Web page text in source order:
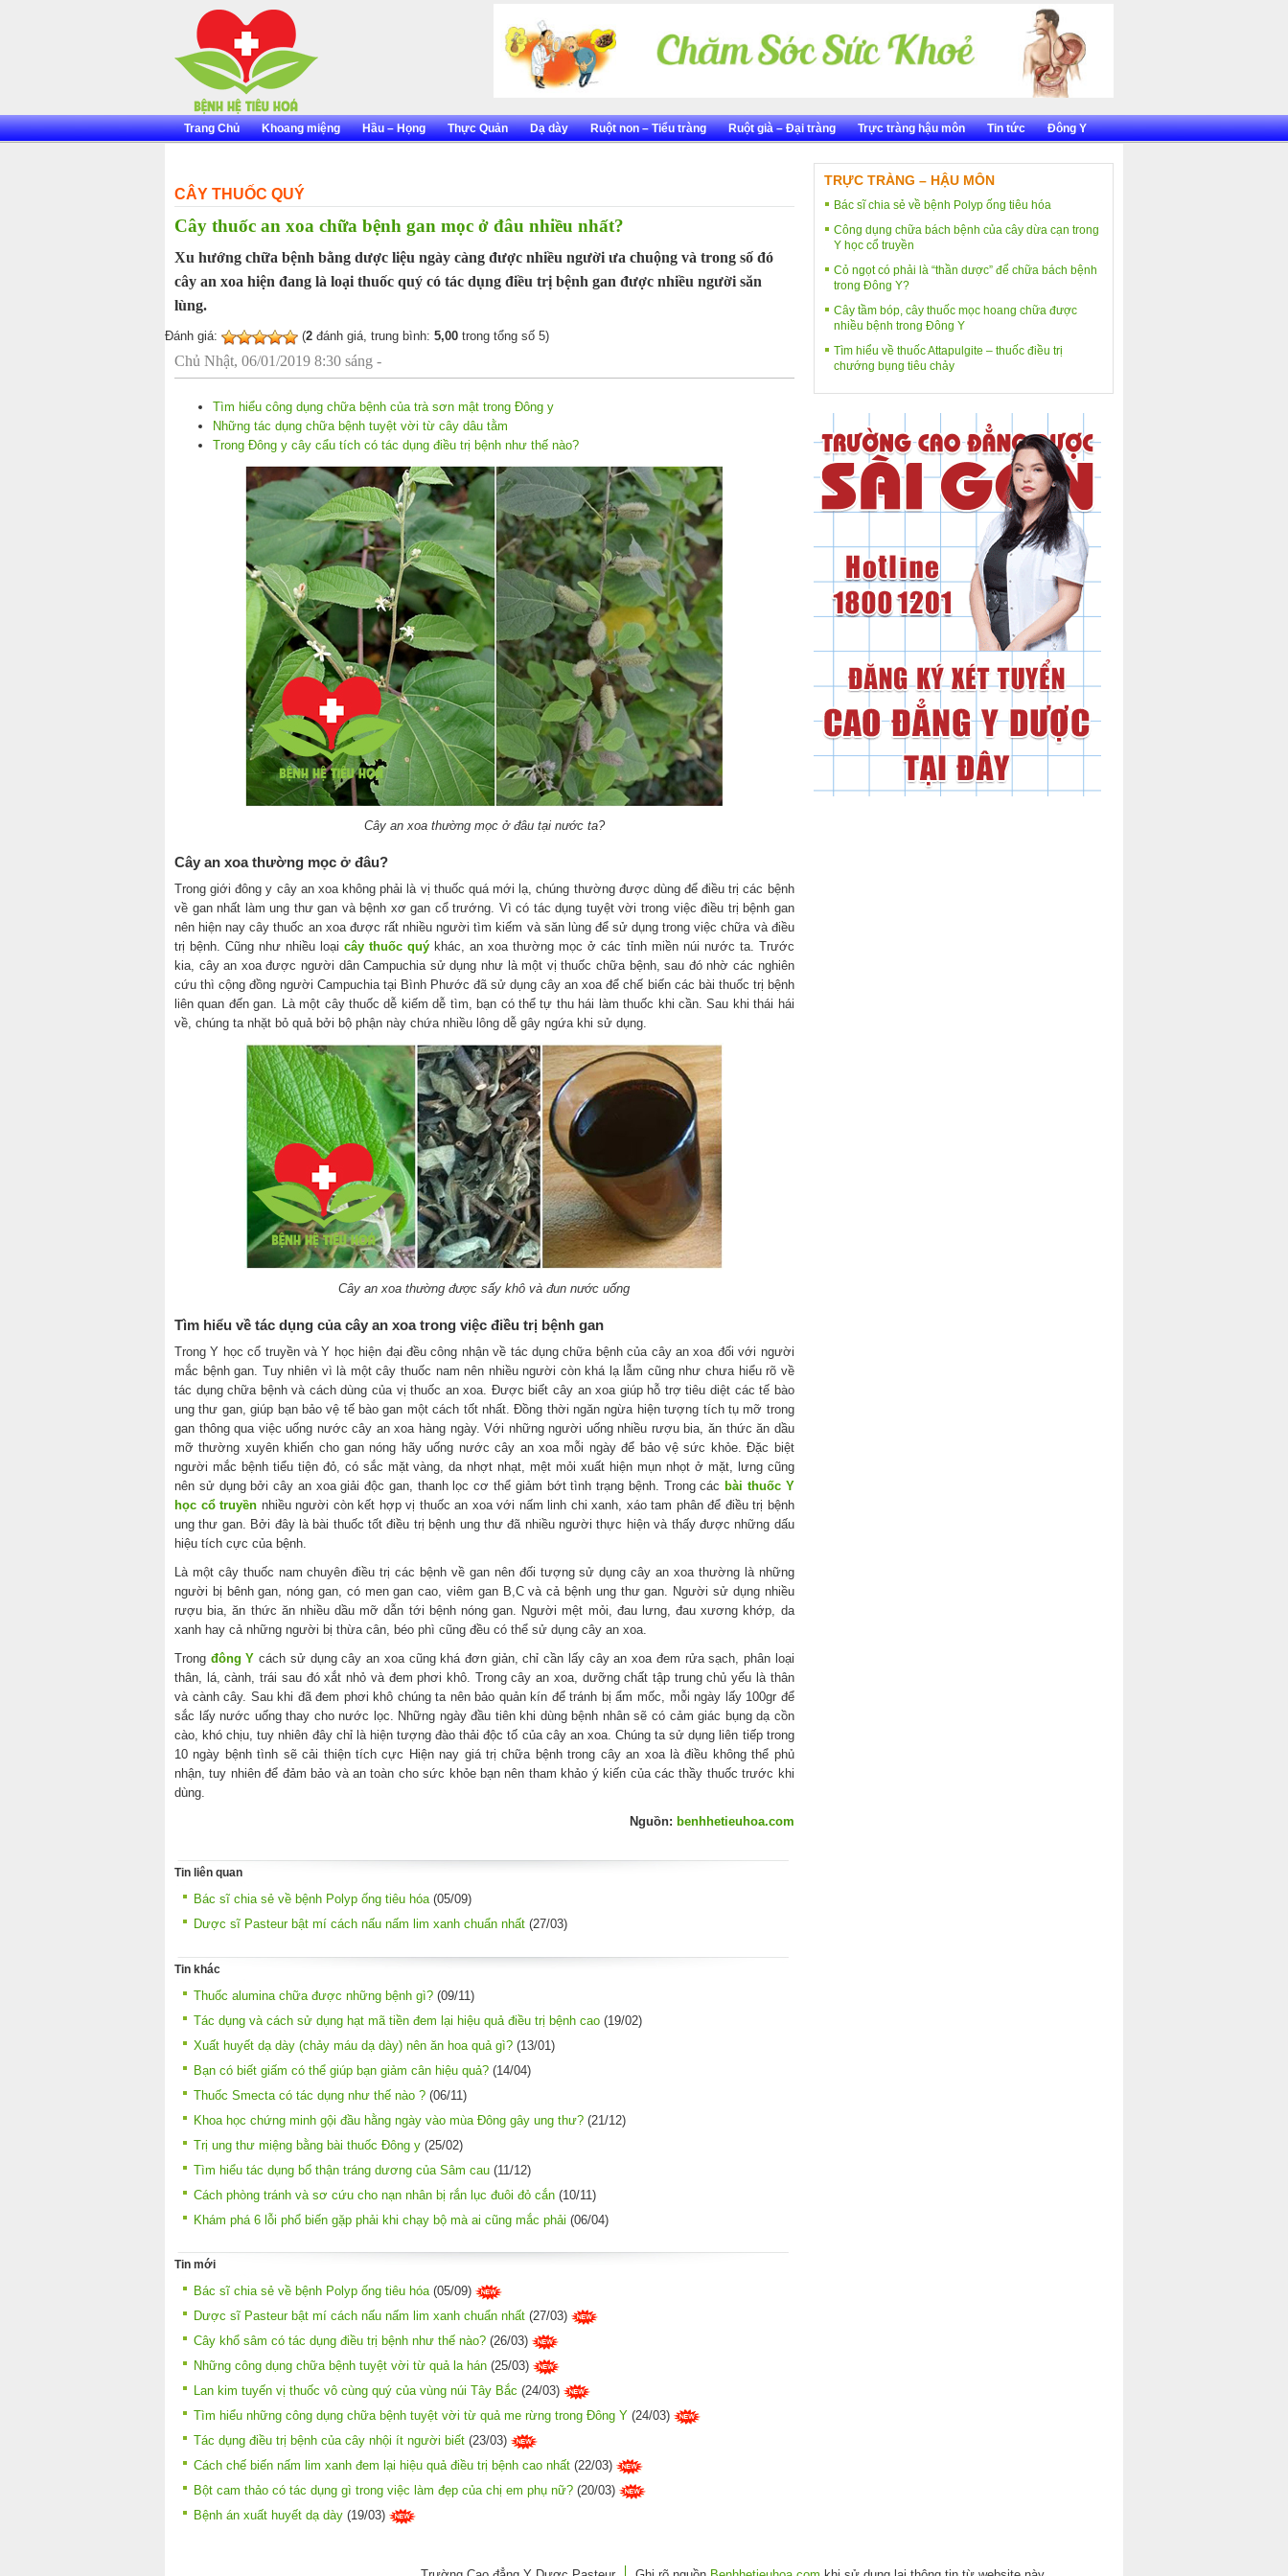
Trang Chủ Khoang miệng Hầu – Họng Thực Quản Dạ dày Ruột non – Tiểu tràng Ruột già – Đại tràng Trực tràng hậu môn Tin tức Đông Y
CÂY THUỐC QUÝ
Cây thuốc an xoa chữa bệnh gan mọc ở đâu nhiều nhất?
Xu hướng chữa bệnh bằng dược liệu ngày càng được nhiều người ưa chuộng và trong số đó
cây an xoa hiện đang là loại thuốc quý có tác dụng điều trị bệnh gan được nhiều người săn
lùng.
Đánh giá: (2 đánh giá, trung bình: 5,00 trong tổng số 5)
Chủ Nhật, 06/01/2019 8:30 sáng -
Tìm hiểu công dụng chữa bệnh của trà sơn mật trong Đông y
Những tác dụng chữa bệnh tuyệt vời từ cây dâu tằm
Trong Đông y cây cẩu tích có tác dụng điều trị bệnh như thế nào?
Cây an xoa thường mọc ở đâu tại nước ta?
Cây an xoa thường mọc ở đâu?
Trong giới đông y cây an xoa không phải là vị thuốc quá mới lạ, chúng thường được dùng để điều trị các bệnh
về gan nhất làm ung thư gan và bệnh xơ gan cổ trướng. Vì có tác dụng tuyệt vời trong việc điều trị bệnh gan
nên hiện nay cây thuốc an xoa được rất nhiều người tìm kiếm và săn lùng để sử dụng trong việc chữa và điều
trị bệnh. Cũng như nhiều loạicây thuốc quý khác, an xoa thường mọc ở các tỉnh miền núi nước ta. Trước
kia, cây an xoa được người dân Campuchia sử dụng như là một vị thuốc chữa bệnh, sau đó nhờ các nghiên
cứu thì cộng đồng người Campuchia tại Bình Phước đã sử dụng cây an xoa để chế biến các bài thuốc trị bệnh
liên quan đến gan. Là một cây thuốc dễ kiếm dễ tìm, bạn có thể tự thu hái làm thuốc khi cần. Sau khi thái hái
về, chúng ta nhặt bỏ quả bởi bộ phận này chứa nhiều lông dễ gây ngứa khi sử dụng.
Cây an xoa thường được sấy khô và đun nước uống
Tìm hiểu về tác dụng của cây an xoa trong việc điều trị bệnh gan
Trong Y học cổ truyền và Y học hiện đại đều công nhận về tác dụng chữa bệnh của cây an xoa đối với người
mắc bệnh gan. Tuy nhiên vì là một cây thuốc nam nên nhiều người còn khá lạ lẫm cũng như chưa hiểu rõ về
tác dụng chữa bệnh và cách dùng của vị thuốc an xoa. Được biết cây an xoa giúp hỗ trợ tiêu diệt các tế bào
ung thư gan, giúp bạn bảo vệ tế bào gan một cách tốt nhất. Đồng thời ngăn ngừa hiện tượng tích tụ mỡ trong
gan thông qua việc uống nước cây an xoa hàng ngày. Với những người uống nhiều rượu bia, ăn thức ăn dầu
mỡ thường xuyên khiến cho gan nóng hãy uống nước cây an xoa mỗi ngày để bảo vệ sức khỏe. Đặc biệt
người mắc bệnh tiểu tiện đỏ, có sắc mặt vàng, da nhợt nhạt, mệt mỏi xuất hiện mụn nhọt ở mặt, lưng cũng
nên sử dụng bởi cây an xoa giải độc gan, thanh lọc cơ thể giảm bớt tình trạng bệnh. Trong cácbài thuốc Y
học cổ truyền nhiều người còn kết hợp vị thuốc an xoa với nấm linh chi xanh, xáo tam phân để điều trị bệnh
ung thư gan. Bởi đây là bài thuốc tốt điều trị bệnh ung thư đã nhiều người thực hiện và thấy được những dấu
hiệu tích cực của bệnh.
Là một cây thuốc nam chuyên điều trị các bệnh về gan nên đối tượng sử dụng cây an xoa thường là những
người bị bênh gan, nóng gan, có men gan cao, viêm gan B,C và cả bệnh ung thư gan. Người sử dụng nhiều
rượu bia, ăn thức ăn nhiều dầu mỡ dẫn tới bệnh nóng gan. Người mệt mỏi, đau lưng, đau xương khớp, da
xanh hay cả những người bị thừa cân, béo phì cũng đều có thể sử dụng cây an xoa.
Trong đông Y cách sử dụng cây an xoa cũng khá đơn giản, chỉ cần lấy cây an xoa đem rửa sạch, phân loại
thân, lá, cành, trái sau đó xắt nhỏ và đem phơi khô. Trong cây an xoa, dưỡng chất tập trung chủ yếu là thân
và cành cây. Sau khi đã đem phơi khô chúng ta nên bảo quản kín để tránh bị ẩm mốc, mỗi ngày lấy 100gr để
sắc lấy nước uống thay cho nước lọc. Những ngày đầu tiên khi dùng bệnh nhân sẽ có cảm giác bụng dạ cồn
cào, khó chịu, tuy nhiên đây chỉ là hiện tượng đào thải độc tố của cây an xoa. Chúng ta sử dụng liên tiếp trong
10 ngày bệnh tình sẽ cải thiện tích cực Hiện nay giá trị chữa bệnh trong cây an xoa là điều không thể phủ
nhận, tuy nhiên để đảm bảo và an toàn cho sức khỏe bạn nên tham khảo ý kiến của các thầy thuốc trước khi
dùng.
Nguồn: benhhetieuhoa.com
Tin liên quan
Bác sĩ chia sẻ về bệnh Polyp ống tiêu hóa(05/09)
Dược sĩ Pasteur bật mí cách nấu nấm lim xanh chuẩn nhất (27/03)
Tin khác
Thuốc alumina chữa được những bệnh gì? (09/11)
Tác dụng và cách sử dụng hạt mã tiền đem lại hiệu quả điều trị bệnh cao (19/02)
Xuất huyết dạ dày (chảy máu dạ dày) nên ăn hoa quả gì? (13/01)
Bạn có biết giấm có thể giúp bạn giảm cân hiệu quả? (14/04)
Thuốc Smecta có tác dụng như thế nào ? (06/11)
Khoa học chứng minh gội đầu hằng ngày vào mùa Đông gây ung thư? (21/12)
Trị ung thư miệng bằng bài thuốc Đông y (25/02)
Tìm hiểu tác dụng bổ thận tráng dương của Sâm cau (11/12)
Cách phòng tránh và sơ cứu cho nạn nhân bị rắn lục đuôi đỏ cắn (10/11)
Khám phá 6 lỗi phổ biến gặp phải khi chạy bộ mà ai cũng mắc phải (06/04)
Tin mới
Bác sĩ chia sẻ về bệnh Polyp ống tiêu hóa(05/09)
Dược sĩ Pasteur bật mí cách nấu nấm lim xanh chuẩn nhất (27/03)
Cây khổ sâm có tác dụng điều trị bệnh như thế nào? (26/03)
Những công dụng chữa bệnh tuyệt vời từ quả la hán (25/03)
Lan kim tuyến vị thuốc vô cùng quý của vùng núi Tây Bắc (24/03)
Tìm hiểu những công dụng chữa bệnh tuyệt vời từ quả me rừng trong Đông Y (24/03)
Tác dụng điều trị bệnh của cây nhội ít người biết (23/03)
Cách chế biến nấm lim xanh đem lại hiệu quả điều trị bệnh cao nhất (22/03)
Bột cam thảo có tác dụng gì trong việc làm đẹp của chị em phụ nữ? (20/03)
Bệnh án xuất huyết dạ dày (19/03)
TRỰC TRÀNG – HẬU MÔN
Bác sĩ chia sẻ về bệnh Polyp ống tiêu hóa
Công dụng chữa bách bệnh của cây dừa cạn trong
Y học cổ truyền
Cỏ ngọt có phải là “thần dược” để chữa bách bệnh
trong Đông Y?
Cây tầm bóp, cây thuốc mọc hoang chữa được
nhiều bệnh trong Đông Y
Tìm hiểu về thuốc Attapulgite – thuốc điều trị
chướng bụng tiêu chảy